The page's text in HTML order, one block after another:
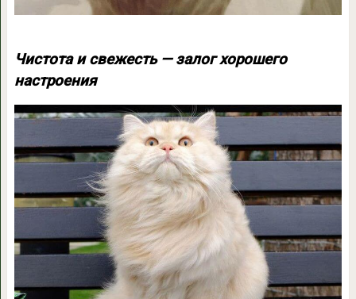
Чистота и свежесть — залог хорошего
настроения